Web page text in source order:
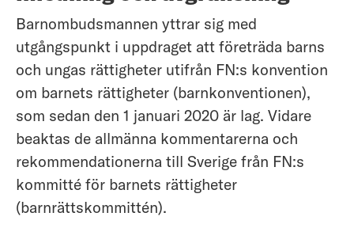
Barnombudsmannen yttrar sig med
utgångspunkt i uppdraget att företräda barns
och ungas rättigheter utifrån FN:s konvention
om barnets rättigheter (barnkonventionen),
som sedan den 1 januari 2020 är lag. Vidare
beaktas de allmänna kommentarerna och
rekommendationerna till Sverige från FN:s
kommitté för barnets rättigheter
(barnrättskommittén).